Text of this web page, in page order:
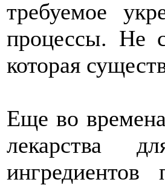
требуемое
процессы. Не
которая
Еще во
лекарства